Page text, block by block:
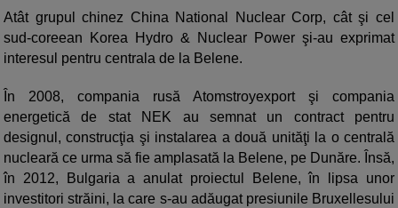
Atât grupul chinez China National Nuclear Corp, cât şi cel
sud-coreean Korea Hydro & Nuclear Power şi-au exprimat
interesul pentru centrala de la Belene.
În 2008, compania rusă Atomstroyexport şi compania
energetică de stat NEK au semnat un contract pentru
designul, construcţia şi instalarea a două unităţi la o centrală
nucleară ce urma să fie amplasată la Belene, pe Dunăre. Însă,
în 2012, Bulgaria a anulat proiectul Belene, în lipsa unor
investitori străini, la care s-au adăugat presiunile Bruxellesului